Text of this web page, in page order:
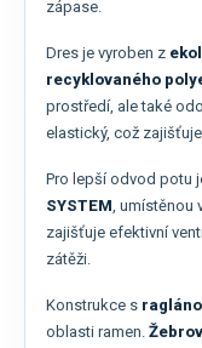
zápase.
Dres je vyroben z
recyklovaného
prostředí, ale také
elastický, což
Pro lepší odvod potu
SYSTEM, umístěnou
zajišťuje efektivní
zátěži.
Konstrukce s
oblasti ramen.